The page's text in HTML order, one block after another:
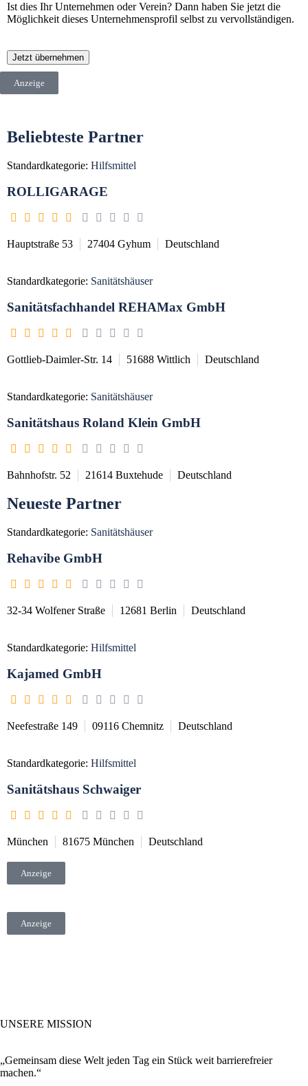
Ist dies Ihr Unternehmen oder Verein? Dann haben Sie jetzt die
Möglichkeit dieses Unternehmensprofil selbst zu vervollständigen.
Jetzt übernehmen
Anzeige
Beliebteste Partner
Standardkategorie: Hilfsmittel
ROLLIGARAGE
Hauptstraße 53 27404 Gyhum Deutschland
Standardkategorie: Sanitätshäuser
Sanitätsfachhandel REHAMax GmbH
Gottlieb-Daimler-Str. 14 51688 Wittlich Deutschland
Standardkategorie: Sanitätshäuser
Sanitätshaus Roland Klein GmbH
Bahnhofstr. 52 21614 Buxtehude Deutschland
Neueste Partner
Standardkategorie: Sanitätshäuser
Rehavibe GmbH
32-34 Wolfener Straße 12681 Berlin Deutschland
Standardkategorie: Hilfsmittel
Kajamed GmbH
Neefestraße 149 09116 Chemnitz Deutschland
Standardkategorie: Hilfsmittel
Sanitätshaus Schwaiger
München 81675 München Deutschland
Anzeige
Anzeige
UNSERE MISSION
„Gemeinsam diese Welt jeden Tag ein Stück weit barrierefreier
machen.“